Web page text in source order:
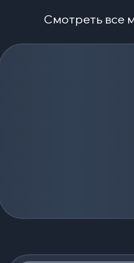
Смотреть все